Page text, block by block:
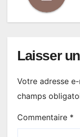
Laisser
Votre adresse
champs
Commentaire *